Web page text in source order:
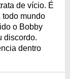
de vício. É
todo mundo
o Bobby
discordo.
dentro